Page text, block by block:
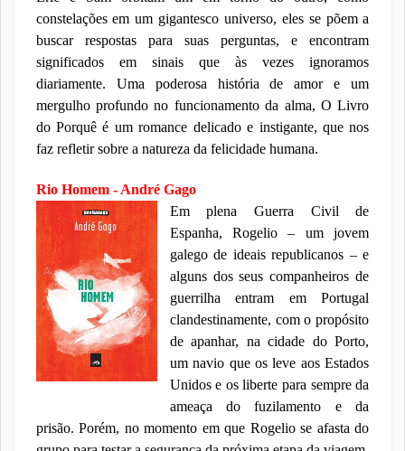
constelações emum gigantesco universo, eles se põem a
buscar respostas para suas perguntas,e encontram
significados em sinais que às vezes ignoramos
diariamente. Uma poderosa história de amor e um
mergulho profundo no funcionamento da alma, O Livro
do Porquê é um romance delicado e instigante, que nos
faz refletirsobre a natureza da felicidade humana.
Rio Homem - André Gago
Em plena Guerra Civil de
Espanha, Rogelio – um jovem
galego de ideais republicanos – e
alguns dos seus companheiros de
guerrilha entram em Portugal
clandestinamente, com o propósito
de apanhar, na cidade do Porto,
um navio que os leve aos Estados
Unidos e os liberte para sempre da
ameaça do fuzilamento e da
prisão. Porém, no momento em que Rogelio se afasta do